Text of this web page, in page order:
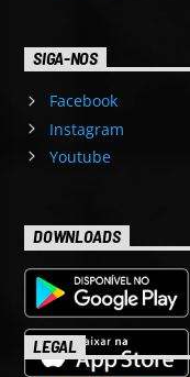
SIGA-NOS
Facebook
Instagram
Youtube
DOWNLOADS
LEGAL